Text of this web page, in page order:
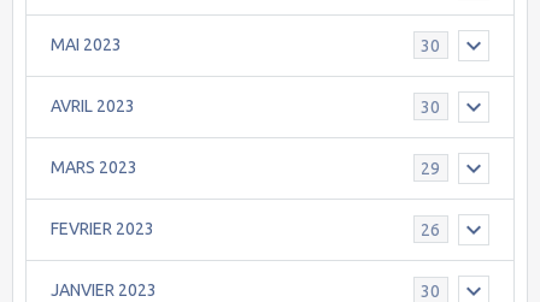
MAI 2023 30
AVRIL 2023 30
MARS 2023 29
FEVRIER 2023 26
JANVIER 2023 30